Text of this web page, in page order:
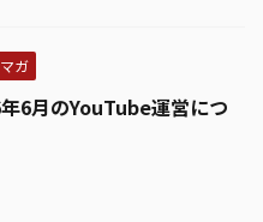
ガ
年6月のYouTube運営につ